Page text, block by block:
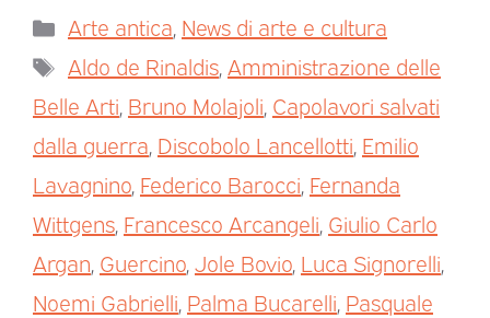
Arte antica, News di arte e cultura
Aldo de Rinaldis, Amministrazione delle
Belle Arti, Bruno Molajoli, Capolavori salvati
dalla guerra, Discobolo Lancellotti, Emilio
Lavagnino, Federico Barocci, Fernanda
Wittgens, Francesco Arcangeli, Giulio Carlo
Argan, Guercino,Jole Bovio, Luca Signorelli,
Noemi Gabrielli, Palma Bucarelli, Pasquale